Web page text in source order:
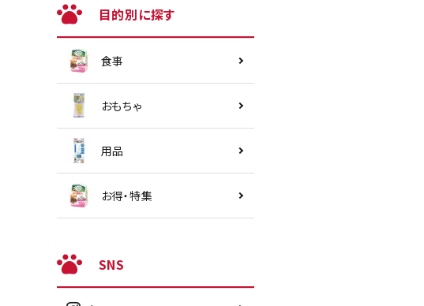
目的別に探す
食事
おもちゃ
用品
お得・特集
SNS